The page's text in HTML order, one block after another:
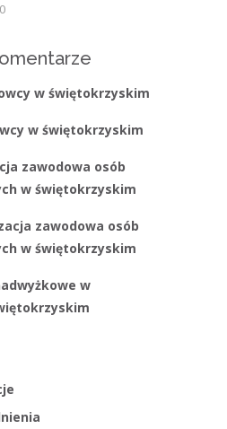
w świętokrzyskim
w świętokrzyskim
zawodowa osób
w świętokrzyskim
zawodowa osób
w świętokrzyskim
w